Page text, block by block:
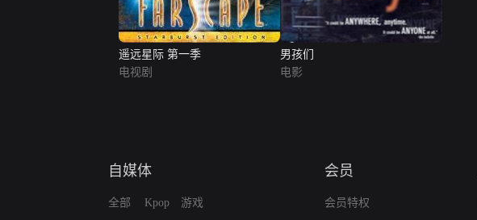
遥远星际 第一季
电视剧
男孩们
电影
自媒体
全部 Kpop 游戏
会员
会员特权